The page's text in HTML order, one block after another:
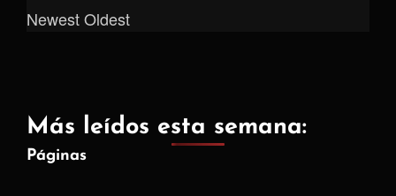
NewestOldest
Más leídos esta semana:
Páginas